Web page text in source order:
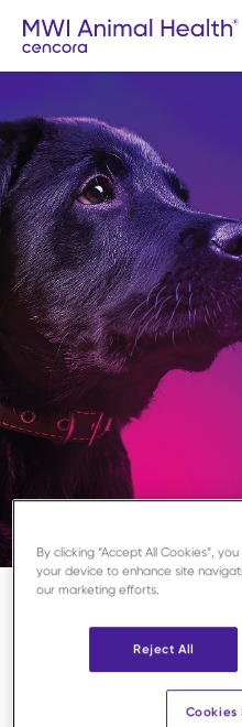
Skip to main content
Home / Stay updated
Sjöbo, 240829 –
By clicking “Accept All Cookies”,
your device to enhance site
our marketing efforts.
Reject All
Cookies